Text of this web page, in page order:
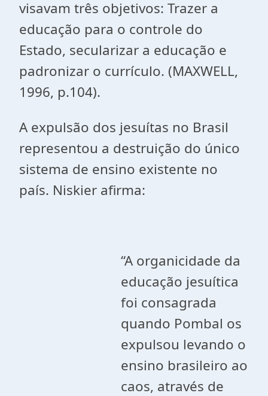
visavam três objetivos: Trazer a
educação para o controle do
Estado, secularizar a educação e
padronizar o currículo. (MAXWELL,
1996, p.104).
A expulsão dos jesuítas no Brasil
representou a destruição do único
sistema de ensino existente no
país. Niskier afirma:
“A organicidade da
educação jesuítica
foi consagrada
quando Pombal os
expulsou levando o
ensino brasileiro ao
caos, através de